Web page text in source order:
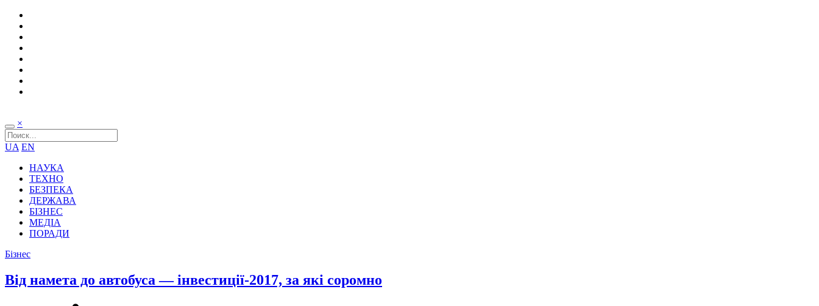
×
UA EN
НАУКА
ТЕХНО
БЕЗПЕКА
ДЕРЖАВА
БІЗНЕС
МЕДІА
ПОРАДИ
Бізнес
Від намета до автобуса — інвестиції-2017, за які соромно